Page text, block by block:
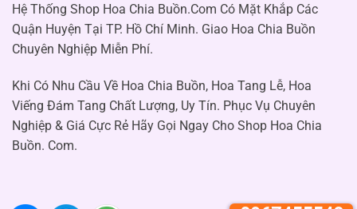
Hệ Thống Shop Hoa Chia Buồn.Com Có Mặt Khắp Các
Quận Huyện Tại TP. Hồ Chí Minh. Giao Hoa Chia Buồn
Chuyên Nghiệp Miễn Phí.
Khi Có Nhu Cầu Về Hoa Chia Buồn, Hoa Tang Lễ, Hoa
Viếng Đám Tang Chất Lượng, Uy Tín. Phục Vụ Chuyên
Nghiệp & Giá Cực Rẻ Hãy Gọi Ngay Cho Shop Hoa Chia
Buồn. Com.